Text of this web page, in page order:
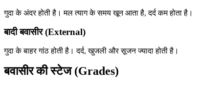
गुदा के अंदर होती है। मल त्याग के समय खून आता है, दर्द कम होता है।
बादी बवासीर (External)
गुदा के बाहर गांठ होती है। दर्द, खुजली और सूजन ज्यादा होती है।
बवासीर की स्टेज (Grades)